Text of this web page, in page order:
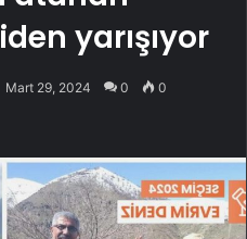
yarışıyor
Mart 29, 2024 0 0